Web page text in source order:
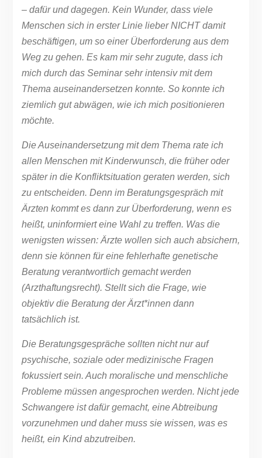
– dafür und dagegen. Kein Wunder, dass viele
Menschen sich in erster Linie lieber NICHT damit
beschäftigen, um so einer Überforderung aus dem
Weg zu gehen. Es kam mir sehr zugute, dass ich
mich durch das Seminar sehr intensiv mit dem
Thema auseinandersetzen konnte. So konnte ich
ziemlich gut abwägen, wie ich mich positionieren
möchte.
Die Auseinandersetzung mit dem Thema rate ich
allen Menschen mit Kinderwunsch, die früher oder
später in die Konfliktsituation geraten werden, sich
zu entscheiden. Denn im Beratungsgespräch mit
Ärzten kommt es dann zur Überforderung, wenn es
heißt, uninformiert eine Wahl zu treffen. Was die
wenigsten wissen: Ärzte wollen sich auch absichern,
denn sie können für eine fehlerhafte genetische
Beratung verantwortlich gemacht werden
(Arzthaftungsrecht). Stellt sich die Frage, wie
objektiv die Beratung der Ärzt*innen dann
tatsächlich ist.
Die Beratungsgespräche sollten nicht nur auf
psychische, soziale oder medizinische Fragen
fokussiert sein. Auch moralische und menschliche
Probleme müssen angesprochen werden. Nicht jede
Schwangere ist dafür gemacht, eine Abtreibung
vorzunehmen und daher muss sie wissen, was es
heißt, ein Kind abzutreiben.